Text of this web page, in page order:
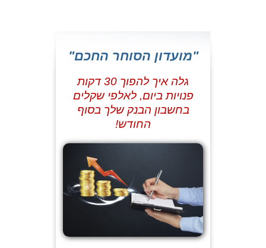
"מועדון הסוחר החכם"
גלה איך להפוך 30 דקות
פנויות ביום, לאלפי שקלים
בחשבון הבנק שלך בסוף
החודש!